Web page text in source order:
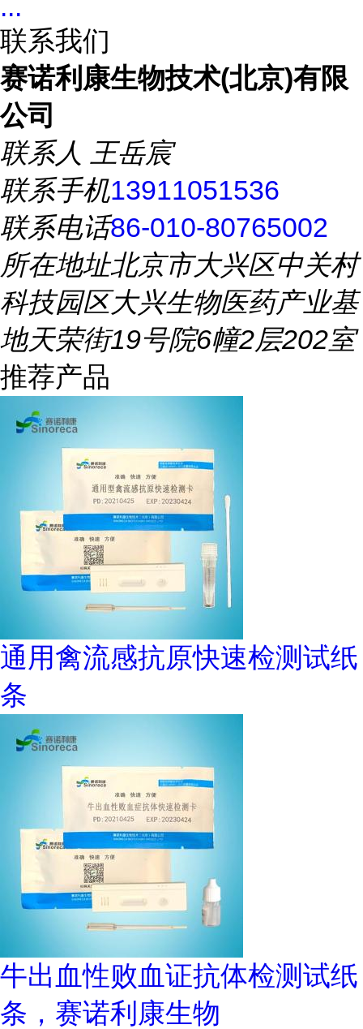
...
联系我们
赛诺利康生物技术(北京)有限
公司
联系人 王岳宸
联系手机13911051536
联系电话86-010-80765002
所在地址北京市大兴区中关村
科技园区大兴生物医药产业基
地天荣街19号院6幢2层202室
推荐产品
通用禽流感抗原快速检测试纸
条
牛出血性败血证抗体检测试纸
条，赛诺利康生物